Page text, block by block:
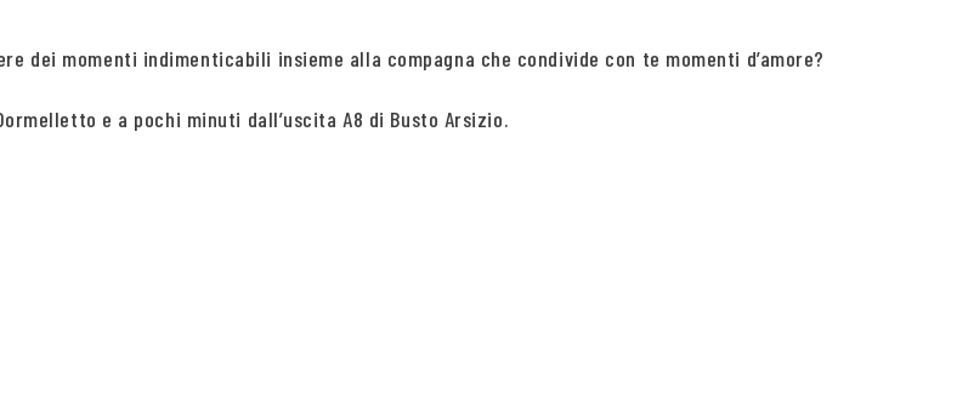
dei momenti indimenticabili insieme alla compagna che condivide con te momenti d’amore?
e a pochi minuti dall’uscita A8 di Busto Arsizio.